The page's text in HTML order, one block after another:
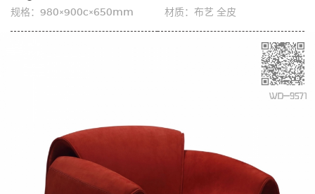
沙发
规格： 980×900c×650mm
材质： 布艺 全皮